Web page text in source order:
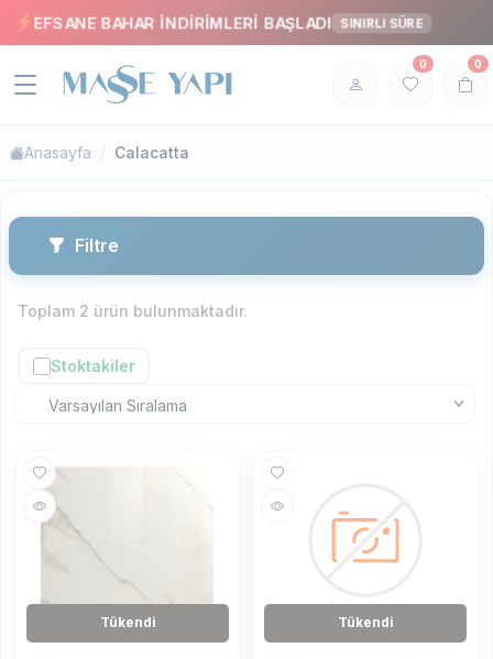
EFSANE BAHAR İNDİRİMLERİ BAŞLADI SINIRLI SÜRE
0 0
Anasayfa Calacatta
Filtre
Toplam 2 ürün bulunmaktadır.
Stoktakiler
Tükendi Tükendi